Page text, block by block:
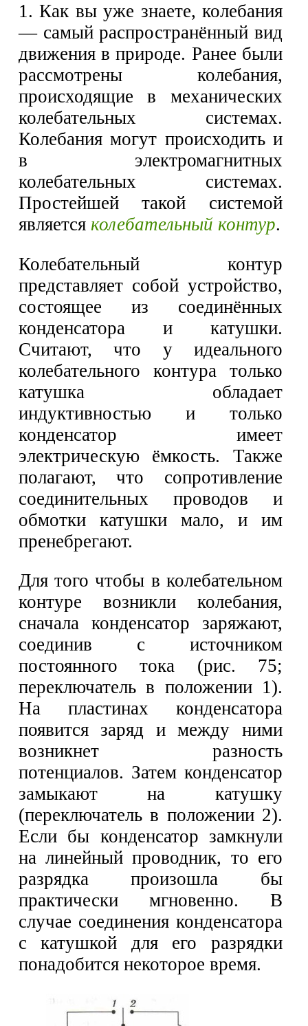
1. Как вы уже знаете, колебания
— самый распространённый вид
движения в природе. Ранее были
рассмотрены колебания,
происходящие в механических
колебательных системах.
Колебания могут происходить и
в электромагнитных
колебательных системах.
Простейшей такой системой
является колебательный контур.
Колебательный контур
представляет собой устройство,
состоящее из соединённых
конденсатора и катушки.
Считают, что у идеального
колебательного контура только
катушка обладает
индуктивностью и только
конденсатор имеет
электрическую ёмкость. Также
полагают, что сопротивление
соединительных проводов и
обмотки катушки мало, и им
пренебрегают.
Для того чтобы в колебательном
контуре возникли колебания,
сначала конденсатор заряжают,
соединив с источником
постоянного тока (рис. 75;
переключатель в положении 1).
На пластинах конденсатора
появится заряд и между ними
возникнет разность
потенциалов. Затем конденсатор
замыкают на катушку
(переключатель в положении 2).
Если бы конденсатор замкнули
на линейный проводник, то его
разрядка произошла бы
практически мгновенно. В
случае соединения конденсатора
с катушкой для его разрядки
понадобится некоторое время.